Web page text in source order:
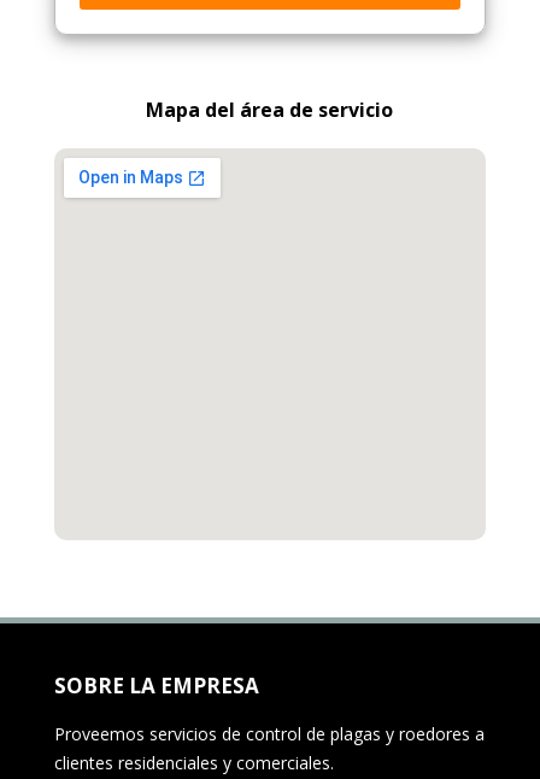
Mapa del área de servicio
SOBRE LA EMPRESA
Proveemos servicios de control de plagas y roedores a
clientes residenciales y comerciales.